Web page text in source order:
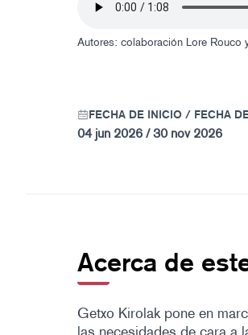
Autores: colaboración Lore Rouco
FECHA DE INICIO / FECHA
04 jun 2026 / 30 nov 2026
Acerca de
Getxo Kirolak pone en